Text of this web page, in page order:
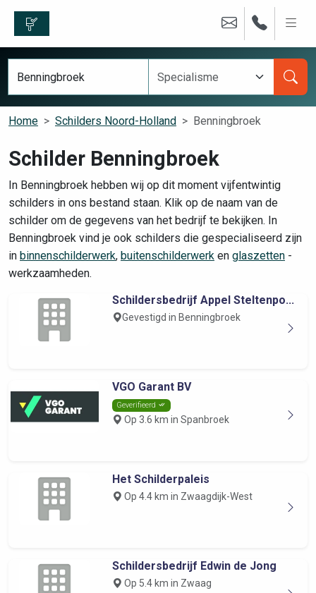
Home Schilders Noord-Holland Benningbroek
Schilder Benningbroek
In Benningbroek hebben wij op dit moment vijfentwintig
schilders in ons bestand staan. Klik op de naam van de
schilder om de gegevens van het bedrijf te bekijken. In
Benningbroek vind je ook schilders die gespecialiseerd zijn
in binnenschilderwerk, buitenschilderwerk en glaszetten -
werkzaamheden.
Schildersbedrijf Appel Steltenpo...
Gevestigd in Benningbroek
VGO Garant BV
Geverifieerd
Op 3.6 km in Spanbroek
Het Schilderpaleis
Op 4.4 km in Zwaagdijk-West
Schildersbedrijf Edwin de Jong
Op 5.4 km in Zwaag